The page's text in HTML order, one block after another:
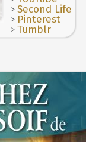
>Second Life
> Pinterest
>Tumblr